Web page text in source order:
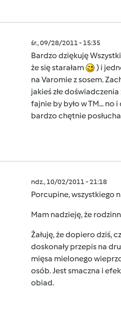
śr., 09/28/2011 - 15:35
Bardzo dziękuję
że się starałam
) i
na Varomie z sosem.
jakieś złe
fajnie by było w TM... no
bardzo chętnie
ndz., 10/02/2011 - 21:18
Porcupine, wszystkiego
Mam nadzieję, że
Żałuję, że dopiero dziś,
doskonały przepis na
mięsa mielonego
osób. Jest smaczna i
obiad.